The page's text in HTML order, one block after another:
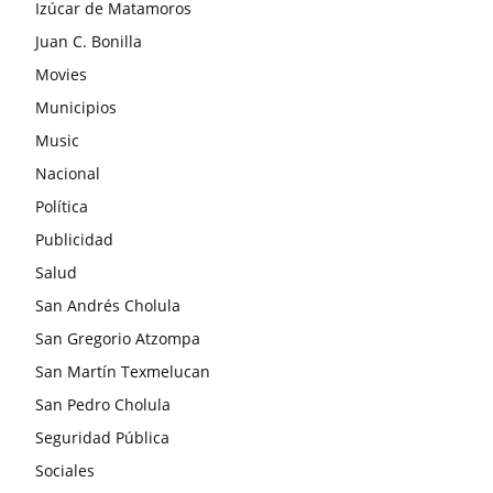
Izúcar de Matamoros
Juan C. Bonilla
Movies
Municipios
Music
Nacional
Política
Publicidad
Salud
San Andrés Cholula
San Gregorio Atzompa
San Martín Texmelucan
San Pedro Cholula
Seguridad Pública
Sociales